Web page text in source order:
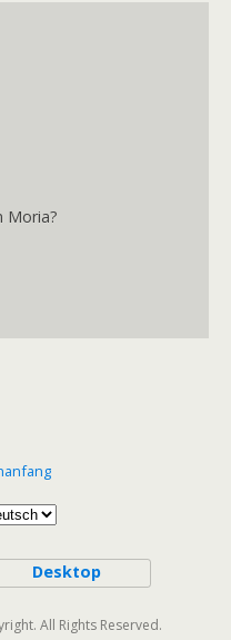
Moria?
Desktop
All Rights Reserved.